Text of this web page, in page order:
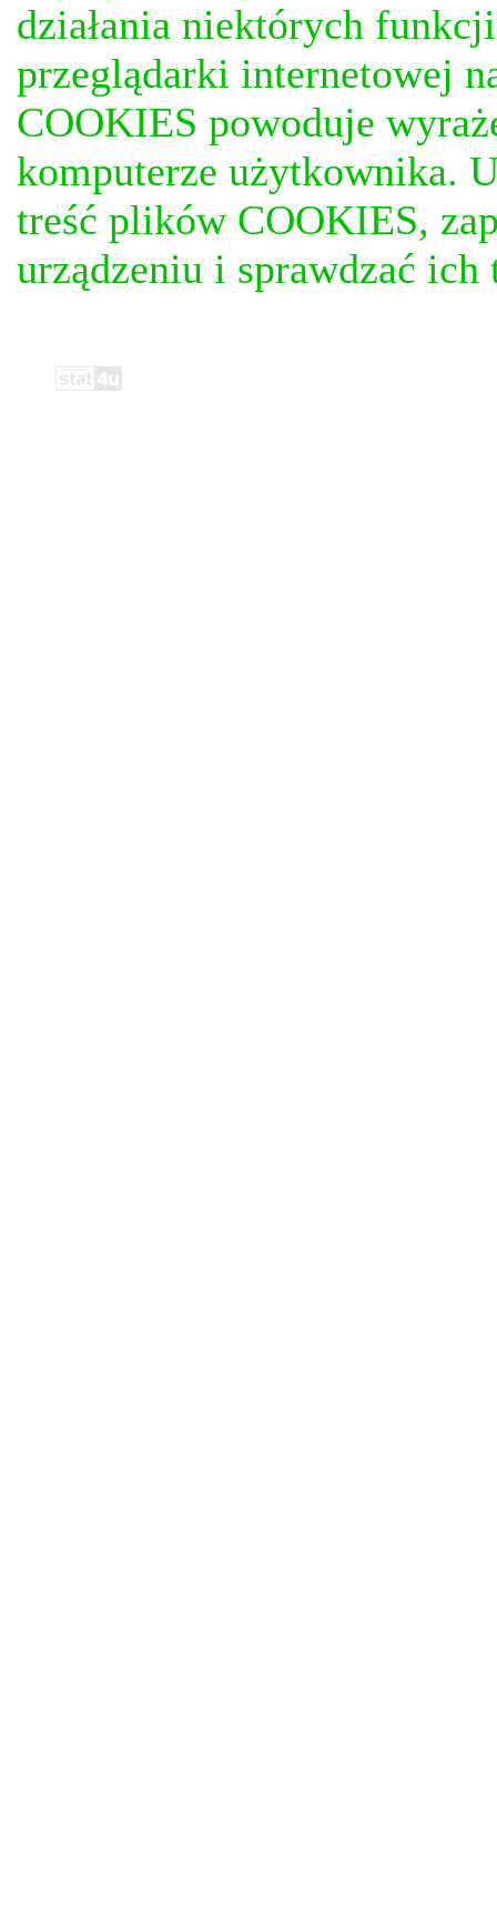
działania niektórych
przeglądarki internetowej
COOKIES powoduje
komputerze użytkownika.
treść plików COOKIES,
urządzeniu i sprawdzać ich